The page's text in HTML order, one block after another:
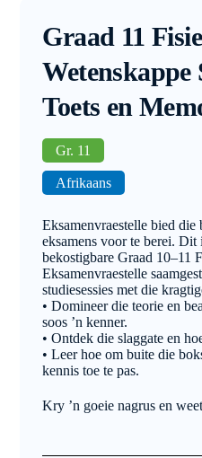
Graad 11
Wetenskappe
Toets en
Gr. 11
Afrikaans
Eksamenvraestelle bied die
eksamens voor te berei.
bekostigbare Graad 10–11
Eksamenvraestelle
studiesessies met die
• Domineer die teorie en
soos ’n kenner.
• Ontdek die slaggate en
• Leer hoe om buite die
kennis toe te pas.
Kry ’n goeie nagrus en